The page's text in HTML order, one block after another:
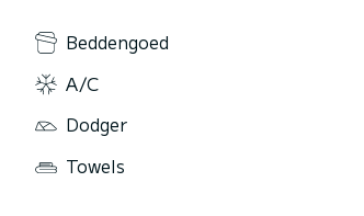
Beddengoed
A/C
Dodger
Towels